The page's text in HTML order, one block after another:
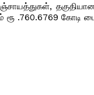
ரூ .760.6769 கோடி